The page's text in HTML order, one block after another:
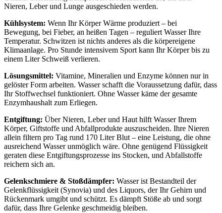
Nieren, Leber und Lunge ausgeschieden werden.
Kühlsystem: Wenn Ihr Körper Wärme produziert – bei
Bewegung, bei Fieber, an heißen Tagen – reguliert Wasser Ihre
Temperatur. Schwitzen ist nichts anderes als die körpereigene
Klimaanlage. Pro Stunde intensivem Sport kann Ihr Körper bis zu
einem Liter Schweiß verlieren.
Lösungsmittel: Vitamine, Mineralien und Enzyme können nur in
gelöster Form arbeiten. Wasser schafft die Voraussetzung dafür, dass
Ihr Stoffwechsel funktioniert. Ohne Wasser käme der gesamte
Enzymhaushalt zum Erliegen.
Entgiftung: Über Nieren, Leber und Haut hilft Wasser Ihrem
Körper, Giftstoffe und Abfallprodukte auszuscheiden. Ihre Nieren
allein filtern pro Tag rund 170 Liter Blut – eine Leistung, die ohne
ausreichend Wasser unmöglich wäre. Ohne genügend Flüssigkeit
geraten diese Entgiftungsprozesse ins Stocken, und Abfallstoffe
reichern sich an.
Gelenkschmiere & Stoßdämpfer: Wasser ist Bestandteil der
Gelenkflüssigkeit (Synovia) und des Liquors, der Ihr Gehirn und
Rückenmark umgibt und schützt. Es dämpft Stöße ab und sorgt
dafür, dass Ihre Gelenke geschmeidig bleiben.